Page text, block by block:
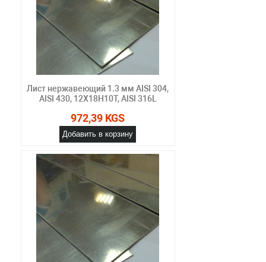
Лист нержавеющий 1.3 мм AISI 304,
AISI 430, 12Х18Н10Т, AISI 316L
972,39 KGS
Добавить в корзину